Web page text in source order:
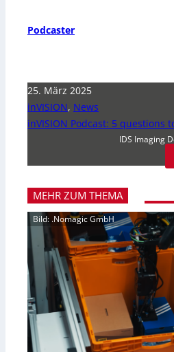
Podcaster
25. März 2025
inVISION, News
inVISION Podcast: 5 questions
IDS Imaging
MEHR ZUM THEMA
Bild: .Nomagic GmbH